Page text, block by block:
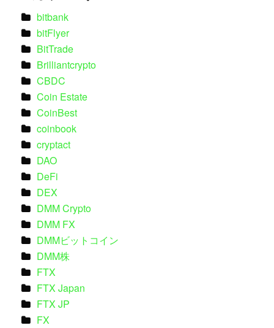
bitbank
bitFlyer
BitTrade
Brilliantcrypto
CBDC
Coin Estate
CoinBest
coinbook
cryptact
DAO
DeFi
DEX
DMM Crypto
DMM FX
DMMビットコイン
DMM株
FTX
FTX Japan
FTX JP
FX